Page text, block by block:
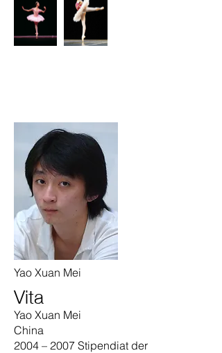
Yao Xuan Mei
Vita
Yao Xuan Mei
China
2004 – 2007 Stipendiat der